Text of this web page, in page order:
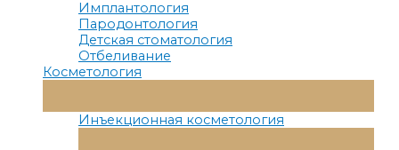
Имплантология
Пародонтология
Детская стоматология
Отбеливание
Косметология
Меню
Инъекционная косметология